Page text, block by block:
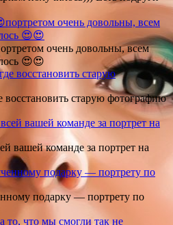
очень довольны, всем
😍😍
восстановить старую фотографию
вашей команде за портрет на
подарку — портрету по